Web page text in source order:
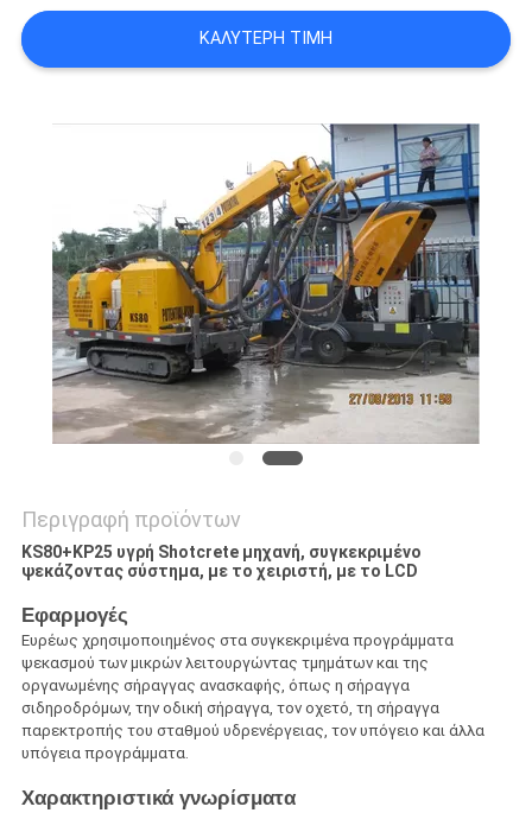
SITEMAP
ΚΑΛΎΤΕΡΗ ΤΙΜΉ
Περιγραφή προϊόντων
KS80+KP25 υγρή Shotcrete μηχανή, συγκεκριμένο
ψεκάζοντας σύστημα, με το χειριστή, με το LCD
Εφαρμογές
Ευρέως χρησιμοποιημένος στα συγκεκριμένα προγράμματα
ψεκασμού των μικρών λειτουργώντας τμημάτων και της
οργανωμένης σήραγγας ανασκαφής, όπως η σήραγγα
σιδηροδρόμων, την οδική σήραγγα, τον οχετό, τη σήραγγα
παρεκτροπής του σταθμού υδρενέργειας, τον υπόγειο και άλλα
υπόγεια προγράμματα.
Χαρακτηριστικά γνωρίσματα